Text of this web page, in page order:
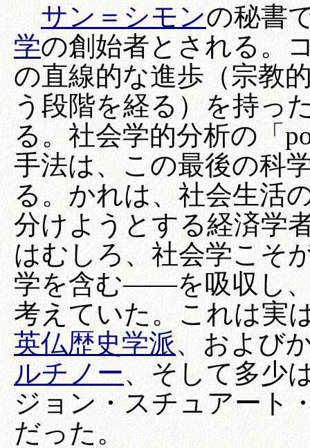
サン＝シモンの秘書
学の創始者とされる。
の直線的な進歩（宗教
う段階を経る）を持っ
る。社会学的分析の「
手法は、この最後の科
る。かれは、社会生活
分けようとする経済学
はむしろ、社会学こ
学を含む――を吸収し
考えていた。これは実
英仏歴史学派、および
ルチノー、そして多少
ジョン・スチュアート
だった。